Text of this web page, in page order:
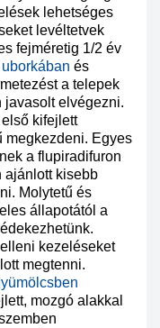
lehetséges
levéltetvek
fejméretig 1/2 év
uborkában és
a telepek
javasolt elvégezni.
kifejlett
megkezdeni. Egyes
a flupiradifuron
ajánlott kisebb
Molytetű és
állapotától a
kezeléseket
megtenni.
mozgó alakkal